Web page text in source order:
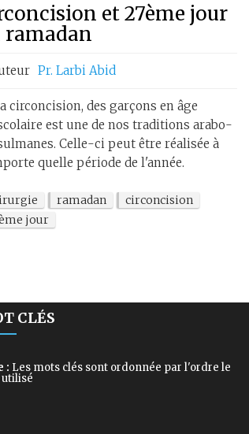
et 27ème jour
ramadan
Pr. Larbi Abid
circoncision, des garçons en âge
est une de nos traditions arabo-
Celle-ci peut être réalisée à
quelle période de l'année.
ramadan
circoncision
jour
CLÉS
: Les mots clés sont ordonnée par l'ordre le
utilisé